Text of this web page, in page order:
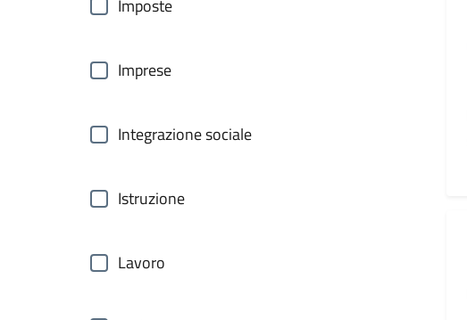
Imposte
Imprese
Integrazione sociale
Istruzione
Lavoro